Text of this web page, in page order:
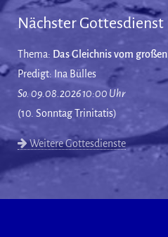
Nächster Gottesdienst
Thema: Das Gleichnis vom
Predigt: Ina Bülles
So. 09.08.2026 10:00 Uhr
(10. Sonntag Trinitatis)
Weitere Gottesdienste